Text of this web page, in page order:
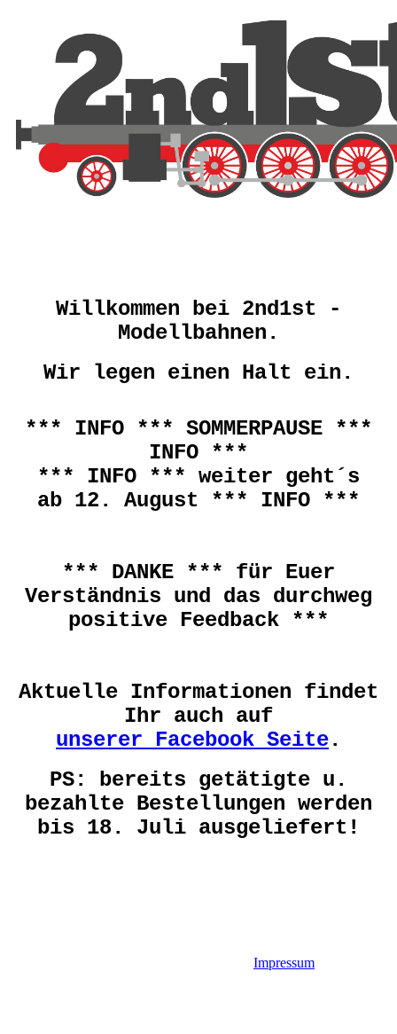
Willkommen bei 2nd1st -
Modellbahnen.
Wir legen einen Halt ein.
*** INFO *** SOMMERPAUSE ***
INFO ***
*** INFO *** weiter geht´s
ab 12. August *** INFO ***
*** DANKE *** für Euer
Verständnis und das durchweg
positive Feedback ***
Aktuelle Informationen findet
Ihr auch auf
unserer Facebook Seite.
PS: bereits getätigte u.
bezahlte Bestellungen werden
bis 18. Juli ausgeliefert!
Impressum